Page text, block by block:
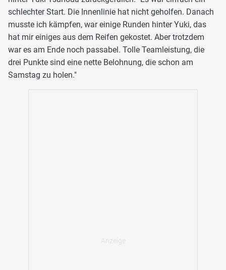
schlechter Start. Die Innenlinie hat nicht geholfen. Danach
musste ich kämpfen, war einige Runden hinter Yuki, das
hat mir einiges aus dem Reifen gekostet. Aber trotzdem
war es am Ende noch passabel. Tolle Teamleistung, die
drei Punkte sind eine nette Belohnung, die schon am
Samstag zu holen."